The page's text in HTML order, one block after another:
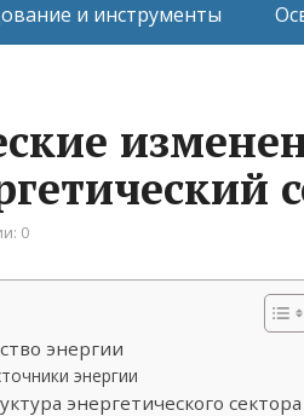
и инструменты
0
энергии
энергии
энергетического сектора